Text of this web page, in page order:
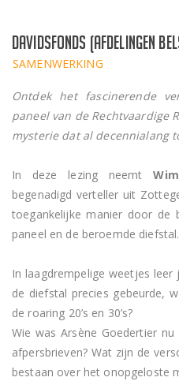
Davidsfonds (afdelingen
SAMENWERKING
Ontdek het fascinerende
paneel van de Rechtvaardige
mysterie dat al decennialang
In deze lezing neemt
begenadigd verteller uit
toegankelijke manier door de
paneel en de beroemde diefstal.
In laagdrempelige weetjes
de diefstal precies gebeurde,
de roaring 20’s en 30’s?
Wie was Arsène Goedertier
afpersbrieven? Wat zijn de
bestaan over het onopgeloste